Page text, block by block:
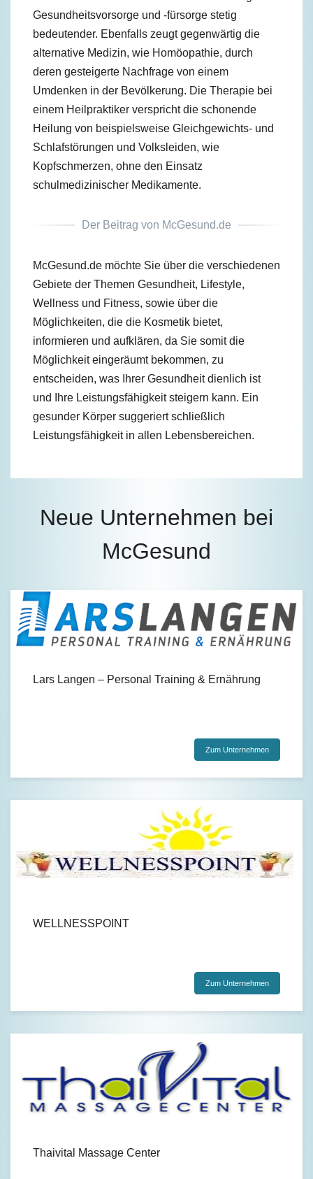
Gesundheitsvorsorge und -fürsorge stetig
bedeutender. Ebenfalls zeugt gegenwärtig die
alternative Medizin, wie Homöopathie, durch
deren gesteigerte Nachfrage von einem
Umdenken in der Bevölkerung. Die Therapie bei
einem Heilpraktiker verspricht die schonende
Heilung von beispielsweise Gleichgewichts- und
Schlafstörungen und Volksleiden, wie
Kopfschmerzen, ohne den Einsatz
schulmedizinischer Medikamente.
Der Beitrag von McGesund.de
McGesund.de möchte Sie über die verschiedenen
Gebiete der Themen Gesundheit, Lifestyle,
Wellness und Fitness, sowie über die
Möglichkeiten, die die Kosmetik bietet,
informieren und aufklären, da Sie somit die
Möglichkeit eingeräumt bekommen, zu
entscheiden, was Ihrer Gesundheit dienlich ist
und Ihre Leistungsfähigkeit steigern kann. Ein
gesunder Körper suggeriert schließlich
Leistungsfähigkeit in allen Lebensbereichen.
Neue Unternehmen bei
McGesund
Lars Langen – Personal Training & Ernährung
Zum Unternehmen
WELLNESSPOINT
Zum Unternehmen
Thaivital Massage Center